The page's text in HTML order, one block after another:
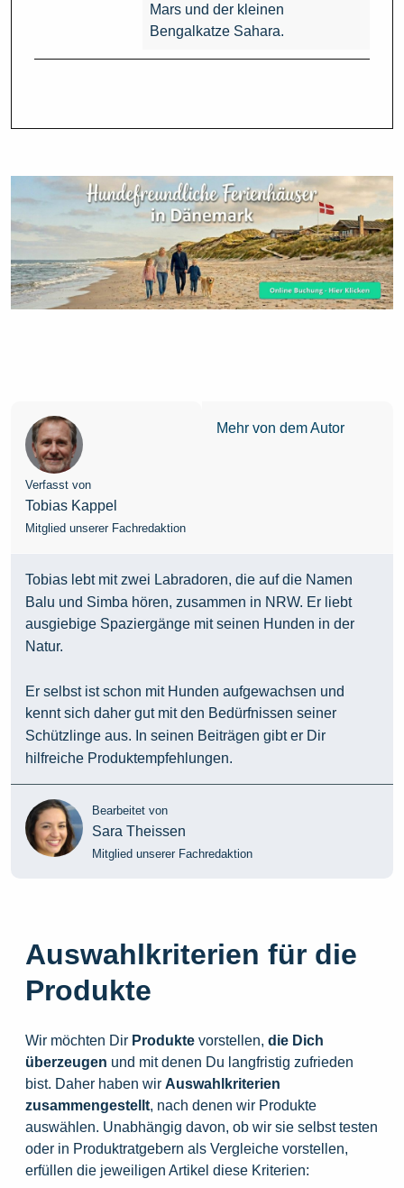
Mars und der kleinen
Bengalkatze Sahara.
Verfasst von
Tobias Kappel
Mitglied unserer Fachredaktion
Mehr von dem Autor
Tobias lebt mit zwei Labradoren, die auf die Namen
Balu und Simba hören, zusammen in NRW. Er liebt
ausgiebige Spaziergänge mit seinen Hunden in der
Natur.
Er selbst ist schon mit Hunden aufgewachsen und
kennt sich daher gut mit den Bedürfnissen seiner
Schützlinge aus. In seinen Beiträgen gibt er Dir
hilfreiche Produktempfehlungen.
Bearbeitet von
Sara Theissen
Mitglied unserer Fachredaktion
Auswahlkriterien für die
Produkte
Wir möchten Dir Produkte vorstellen, die Dich
überzeugen und mit denen Du langfristig zufrieden
bist. Daher haben wir Auswahlkriterien
zusammengestellt, nach denen wir Produkte
auswählen. Unabhängig davon, ob wir sie selbst testen
oder in Produktratgebern als Vergleiche vorstellen,
erfüllen die jeweiligen Artikel diese Kriterien: